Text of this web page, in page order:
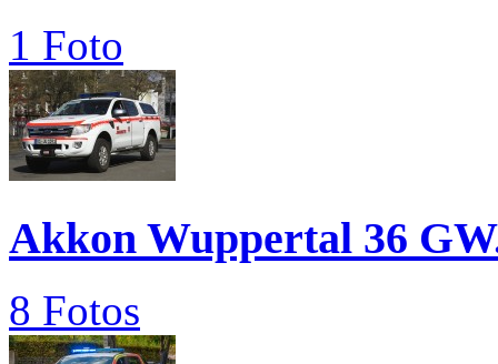
1 Foto
Akkon Wuppertal 36
8 Fotos